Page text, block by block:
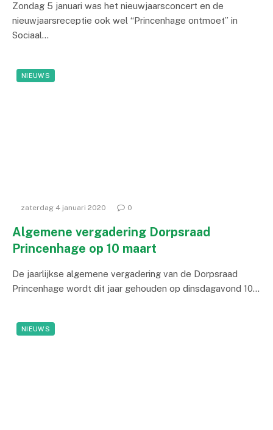
Zondag 5 januari was het nieuwjaarsconcert en de
nieuwjaarsreceptie ook wel “Princenhage ontmoet” in
Sociaal…
NIEUWS
zaterdag 4 januari 2020 0
Algemene vergadering Dorpsraad
Princenhage op 10 maart
De jaarlijkse algemene vergadering van de Dorpsraad
Princenhage wordt dit jaar gehouden op dinsdagavond 10…
NIEUWS